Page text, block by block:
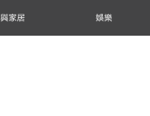
家居 娛樂